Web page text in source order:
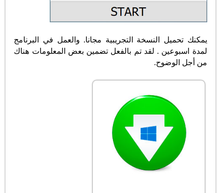
يمكنك تحميل النسخة التجريبية مجانا. والعمل في البرنامج
لمدة اسبوعين . لقد تم بالفعل تضمين بعض المعلومات هناك
من أجل الوضوح.